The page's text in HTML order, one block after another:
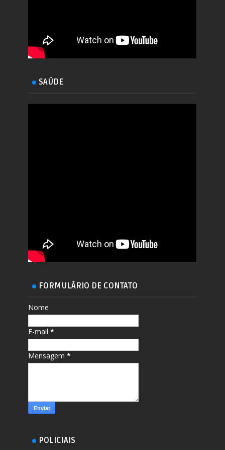
SAÚDE
FORMULÁRIO DE CONTATO
Nome
E-mail*
Mensagem*
POLICIAIS